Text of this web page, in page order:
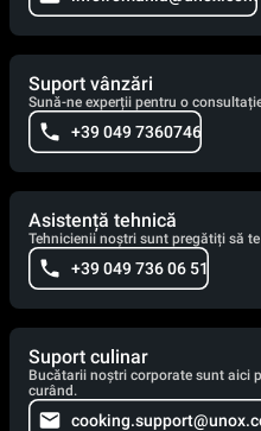
Suport vânzări
Sună-ne experții pentru o
+39 049 7360746
Asistență tehnică
Tehnicienii noștri sunt pregătiți să
+39 049 736 06 51
Suport culinar
Bucătarii noștri corporate sunt aici
curând.